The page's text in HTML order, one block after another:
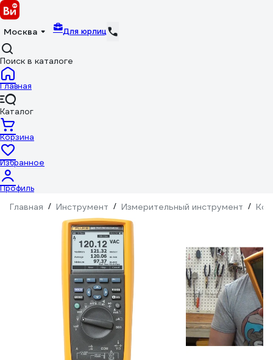
Москва Для юрлиц
Поиск в каталоге
Главная
Каталог
Корзина
Избранное
Профиль
Главная / Инструмент / Измерительный инструмент /